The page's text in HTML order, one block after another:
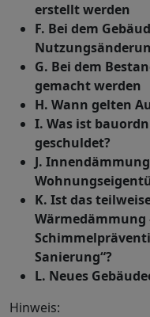
erstellt werden
F. Bei dem
G. Bei dem
gemacht werden
H. Wann gelten
I. Was ist
geschuldet?
J.
K. Ist das
Wärmedämmung
Sanierung“?
L. Neues
Hinweis: